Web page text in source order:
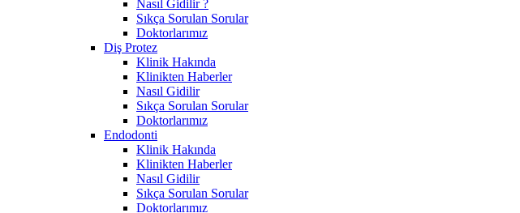
Nasıl Gidilir ?
Sıkça Sorulan Sorular
Doktorlarımız
Diş Protez
Klinik Hakında
Klinikten Haberler
Nasıl Gidilir
Sıkça Sorulan Sorular
Doktorlarımız
Endodonti
Klinik Hakında
Klinikten Haberler
Nasıl Gidilir
Sıkça Sorulan Sorular
Doktorlarımız